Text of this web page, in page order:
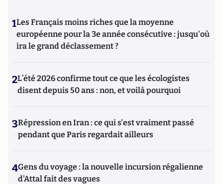
1Les Français moins riches que la moyenne
européenne pour la 3e année consécutive : jusqu'où
ira le grand déclassement ?
2L’été 2026 confirme tout ce que les écologistes
disent depuis 50 ans : non, et voilà pourquoi
3Répression en Iran : ce qui s'est vraiment passé
pendant que Paris regardait ailleurs
4Gens du voyage : la nouvelle incursion régalienne
d'Attal fait des vagues